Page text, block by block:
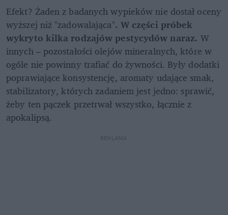
Efekt? Żaden z badanych wypieków nie dostał oceny
wyższej niż "zadowalająca". W części próbek
wykryto kilka rodzajów pestycydów naraz. W
innych – pozostałości olejów mineralnych, które w
ogóle nie powinny trafiać do żywności. Były dodatki
poprawiające konsystencję, aromaty udające smak,
stabilizatory, których zadaniem jest jedno: sprawić,
żeby ten pączek przetrwał wszystko, łącznie z
apokalipsą.
REKLAMA